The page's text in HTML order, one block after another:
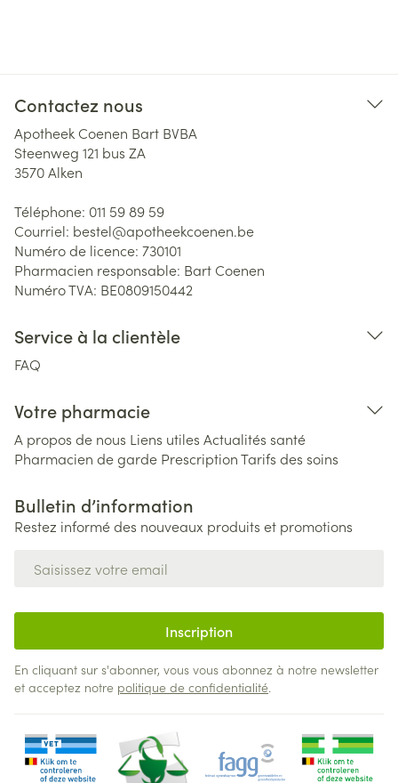
Contactez nous
Apotheek Coenen Bart BVBA
Steenweg 121 bus ZA
3570Alken
Téléphone: 011 59 89 59
Courriel: bestel@apotheekcoenen.be
Numéro de licence: 730101
Pharmacien responsable: Bart Coenen
Numéro TVA: BE0809150442
Service à la clientèle
FAQ
Votre pharmacie
A propos de nous Liens utiles Actualités santé
Pharmacien de garde PrescriptionTarifs des soins
Bulletin d’information
Restez informé des nouveaux produits et promotions
Inscription
En cliquant sur s'abonner, vous vous abonnez à notre newsletter
et acceptez notre politique de confidentialité.